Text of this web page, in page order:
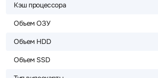
Кэш процессора
Объем ОЗУ
Объем HDD
Объем SSD